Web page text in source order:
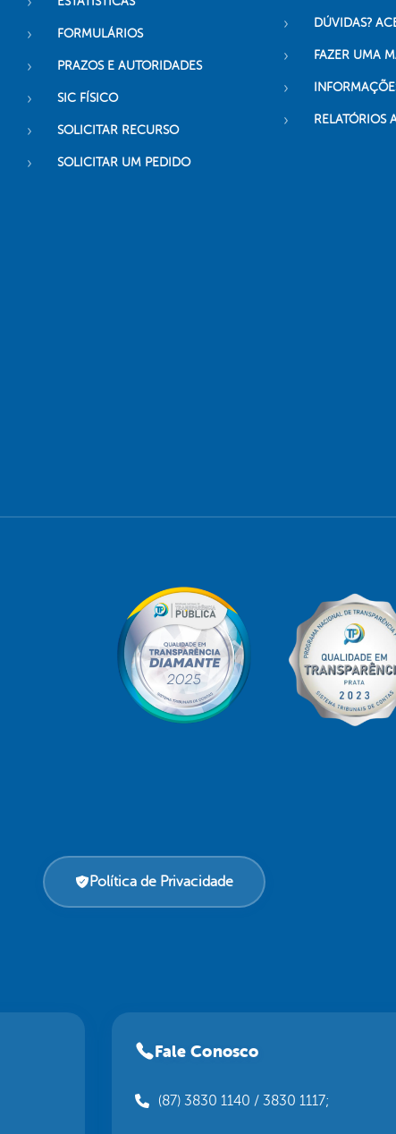
FORMULÁRIOS
PRAZOS E AUTORIDADES
SIC FÍSICO
SOLICITAR RECURSO
SOLICITAR UM PEDIDO
DÚVIDAS?
FAZER UMA
RELATÓRIOS
Política de Privacidade
Fale Conosco
(87) 3830 1140 / 3830 1117;